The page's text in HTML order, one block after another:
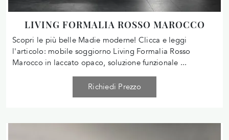
LIVING FORMALIA ROSSO MAROCCO
Scopri le più belle Madie moderne! Clicca e leggi
l'articolo: mobile soggiorno Living Formalia Rosso
Marocco in laccato opaco, soluzione funzionale ...
Richiedi Prezzo